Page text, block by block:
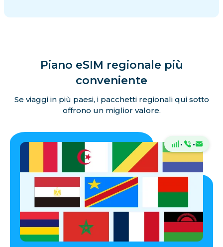
Piano eSIM regionale più
conveniente
Se viaggi in più paesi, i pacchetti regionali qui sotto
offrono un miglior valore.
· ·